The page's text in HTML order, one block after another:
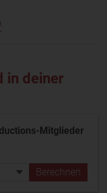
in deiner
Mitglieder